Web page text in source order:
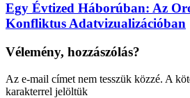
Egy Évtized Háborúban: Az
Konfliktus Adatvizualizációban
Vélemény, hozzászólás?
Az e-mail címet nem tesszük közzé. A
karakterrel jelöltük